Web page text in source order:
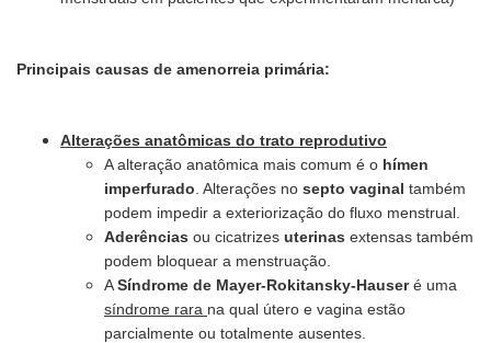
Principais causas de amenorreia primária:
Alterações anatômicas do trato reprodutivo
A alteração anatômica mais comum é o hímen
imperfurado . Alterações no septo vaginal também
podem impedir a exteriorização do fluxo menstrual.
Aderências ou cicatrizes uterinas extensas também
podem bloquear a menstruação.
ASíndrome de Mayer-Rokitansky-Hauseré uma
síndrome rara na qual útero e vagina estão
parcialmente ou totalmente ausentes.